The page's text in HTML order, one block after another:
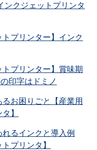
ンクジェットプリンタ
トプリンター】インク
トプリンター】賞味期
印字はドミノ
お困りごと【産業用
】
るインクと導入例
プリンタ】